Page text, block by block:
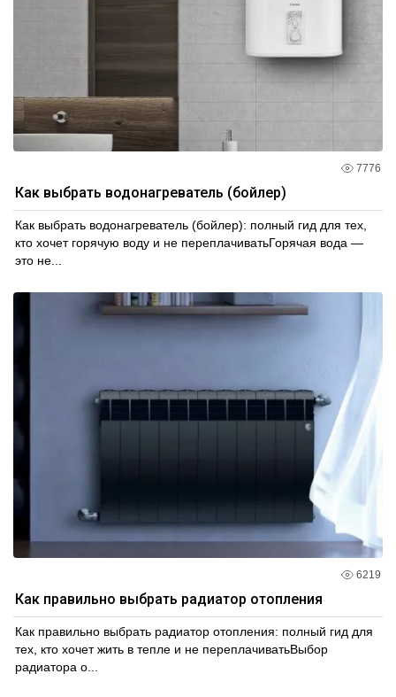
7776
Как выбрать водонагреватель (бойлер)
Как выбрать водонагреватель (бойлер): полный гид для тех,
кто хочет горячую воду и не переплачиватьГорячая вода —
это не...
6219
Как правильно выбрать радиатор отопления
Как правильно выбрать радиатор отопления: полный гид для
тех, кто хочет жить в тепле и не переплачиватьВыбор
радиатора о...